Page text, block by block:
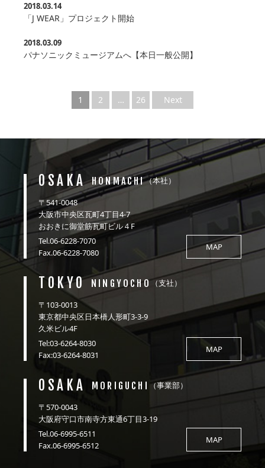
2018.03.14
「J WEAR」プロジェクト開始
2018.03.09
パナソニックミュージアムへ【本日一般公開】
1 2 … 26 Next
OSAKA HONMACHI（本社）
〒541-0048
大阪市中央区瓦町4丁目4-7
おおきに御堂筋瓦町ビル４F
Tel.06-6228-7070
Fax.06-6228-7080
MAP
TOKYO NINGYOCHO（支社）
〒103-0013
東京都中央区日本橋人形町3-3-9
久米ビル4F
Tel:03-6264-8030
Fax:03-6264-8031
MAP
OSAKA MORIGUCHI （事業部）
〒570-0043
大阪府守口市南寺方東通6丁目3-19
Tel.06-6995-6511
Fax.06-6995-6512
MAP